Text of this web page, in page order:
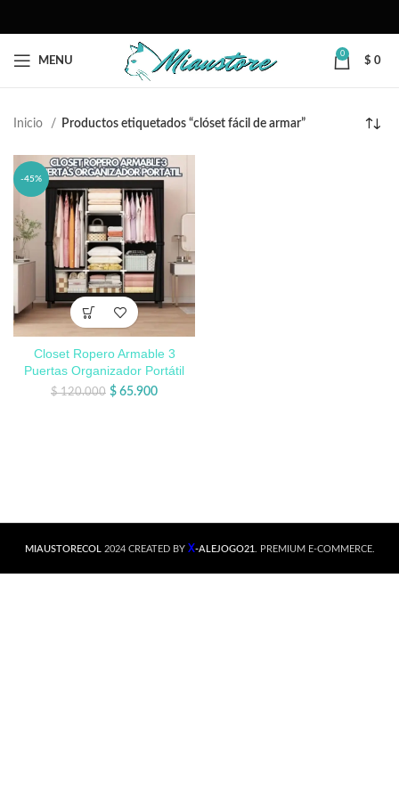
MENU
0
$ 0
Inicio Productos etiquetados “clóset fácil de armar”
-45%
Closet Ropero Armable 3
Puertas Organizador Portátil
$120.000 $ 65.900
MIAUSTORECOL 2024 CREATED BY X-ALEJOGO21 . PREMIUM E-COMMERCE.